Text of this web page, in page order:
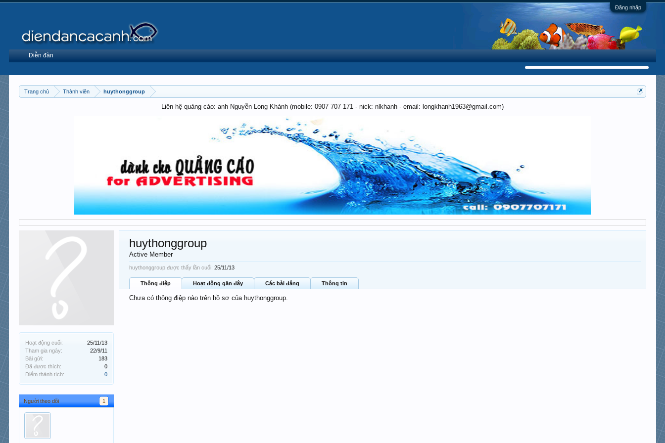
Đăng nhập
Trang chủ Thành viên huythonggroup
Liên hệ quảng cáo: anh Nguyễn Long Khánh (mobile: 0907 707 171 - nick: nlkhanh - email: longkhanh1963@gmail.com)
Hoạt động cuối:
25/11/13
Tham gia ngày:
22/9/11
Bài gửi:
183
Đã được thích:
0
Điểm thành tích:
0
Người theo dõi 1
huythonggroup
Active Member
huythonggroup được thấy lần cuối: 25/11/13
Thông điệp Hoạt động gần đây Các bài đăng Thông tin
Chưa có thông điệp nào trên hồ sơ của huythonggroup.
Diễn đàn